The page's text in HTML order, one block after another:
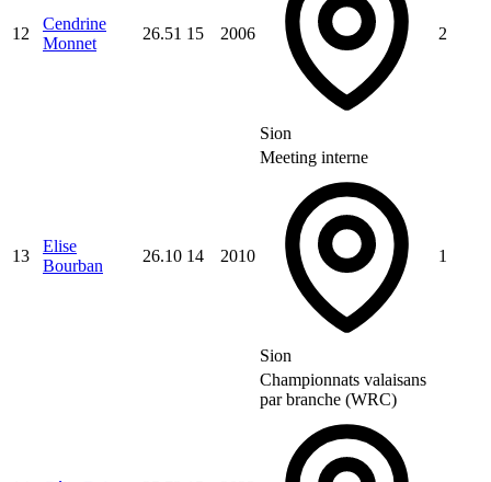
12
Cendrine
Monnet
26.51 15 2006
Sion
2
13
Elise
Bourban
26.10 14 2010
Meeting interne
Sion
1
Championnats valaisans
par branche (WRC)